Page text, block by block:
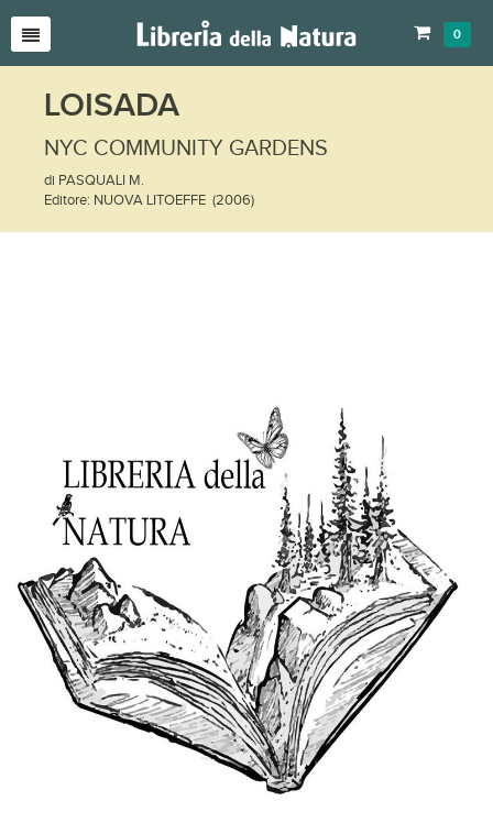
0
LOISADA
NYC COMMUNITY GARDENS
di PASQUALI M.
Editore: NUOVA LITOEFFE (2006)